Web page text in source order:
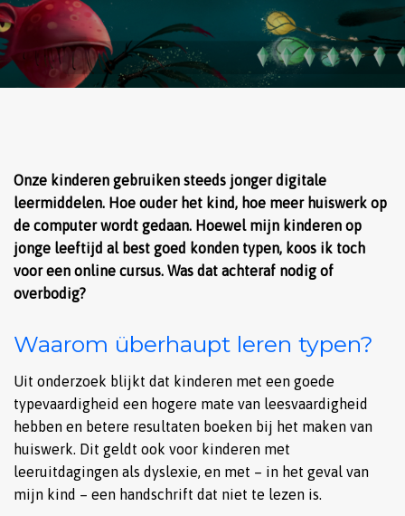
Onze kinderen gebruiken steeds jonger digitale
leermiddelen. Hoe ouder het kind, hoe meer huiswerk op
de computer wordt gedaan. Hoewel mijn kinderen op
jonge leeftijd al best goed konden typen, koos ik toch
voor een online cursus. Was dat achteraf nodig of
overbodig?
Waarom überhaupt leren typen?
Uit onderzoek blijkt dat kinderen met een goede
typevaardigheid een hogere mate van leesvaardigheid
hebben en betere resultaten boeken bij het maken van
huiswerk. Dit geldt ook voor kinderen met
leeruitdagingen als dyslexie, en met – in het geval van
mijn kind – een handschrift dat niet te lezen is.